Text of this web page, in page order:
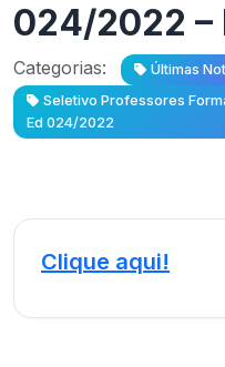
024/2022 –
Categorias:
Últimas
Seletivo Professores
Ed 024/2022
Clique aqui!